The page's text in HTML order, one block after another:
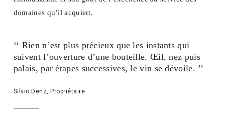
domaines qu’il acquiert.
‘‘ Rien n’est plus précieux que les instants qui
suivent l’ouverture d’une bouteille. Œil, nez puis
palais, par étapes successives, le vin se dévoile. ’’
Silvio Denz, Propriétaire